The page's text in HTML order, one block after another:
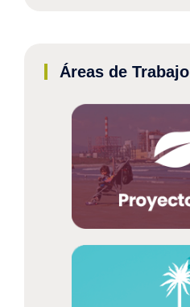
Áreas de Trabajo